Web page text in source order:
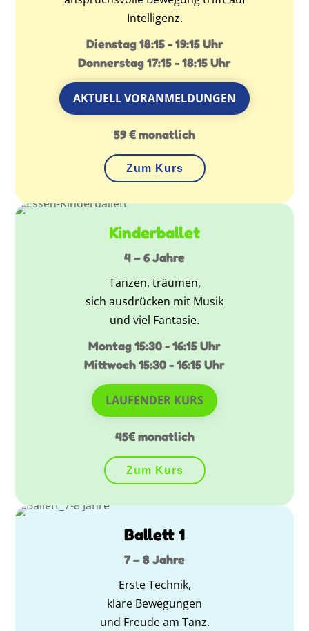
Intelligenz.
Dienstag 18:15 - 19:15 Uhr
Donnerstag 17:15 - 18:15 Uhr
AKTUELL VORANMELDUNGEN
59 € monatlich
Zum Kurs
Kinderballet
4 – 6 Jahre
Tanzen, träumen,
sich ausdrücken mit Musik
und viel Fantasie.
Montag 15:30 - 16:15 Uhr
Mittwoch 15:30 - 16:15 Uhr
LAUFENDER KURS
45€ monatlich
Zum Kurs
Ballett 1
7 – 8 Jahre
Erste Technik,
klare Bewegungen
und Freude am Tanz.